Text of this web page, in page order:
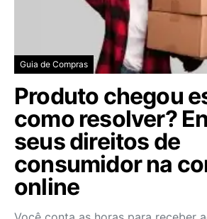
Guia de Compras
Produto chegou
como resolver?
seus direitos de
consumidor na
online